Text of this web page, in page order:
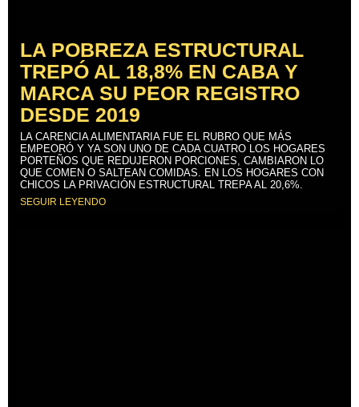
LA POBREZA ESTRUCTURAL
TREPÓ AL 18,8% EN CABA Y
MARCA SU PEOR REGISTRO
DESDE 2019
LA CARENCIA ALIMENTARIA FUE EL RUBRO QUE MÁS
EMPEORÓ Y YA SON UNO DE CADA CUATRO LOS HOGARES
PORTEÑOS QUE REDUJERON PORCIONES, CAMBIARON LO
QUE COMEN O SALTEAN COMIDAS. EN LOS HOGARES CON
CHICOS LA PRIVACIÓN ESTRUCTURAL TREPA AL 20,6%.
SEGUIR LEYENDO